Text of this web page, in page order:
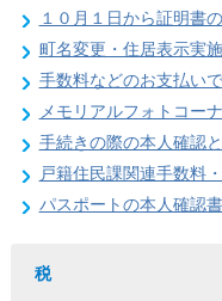
１０月１日から証明書
町名変更・住居表示実
手数料などのお支払い
メモリアルフォトコー
手続きの際の本人確認
戸籍住民課関連手数料
パスポートの本人確認
税